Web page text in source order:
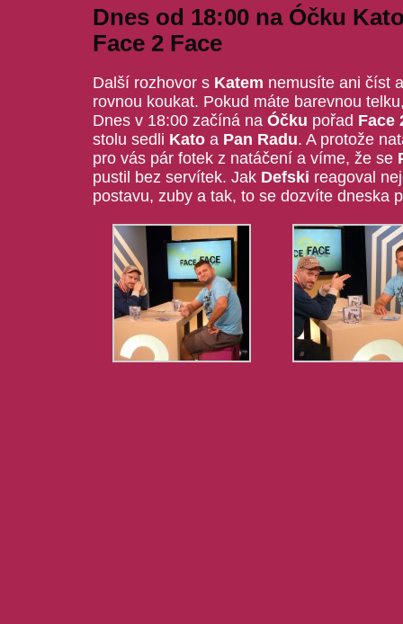
Dnes od 18:00 na Óčku
Face 2 Face
Další rozhovor s Katem nemusíte ani číst
rovnou koukat. Pokud máte barevnou
Dnes v 18:00 začíná na Óčku pořad Face
stolu sedli Kato a Pan Radu. A protože
pro vás pár fotek z natáčení a víme, že se
pustil bez servítek. Jak Defski reagoval
postavu, zuby a tak, to se dozvíte dneska